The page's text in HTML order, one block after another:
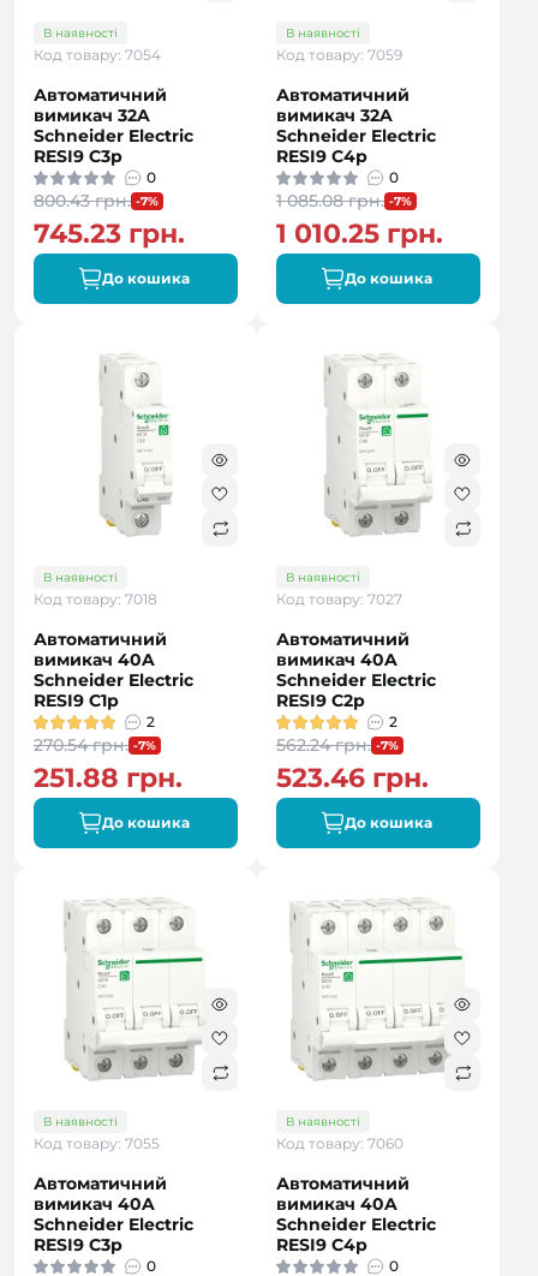
В наявності
Код товару: 7054
Автоматичний
вимикач 32A
Schneider Electric
RESI9 C3р
0
800.43 грн. -7%
745.23 грн.
До кошика
В наявності
Код товару: 7059
Автоматичний
вимикач 32A
Schneider Electric
RESI9 C4р
0
1 085.08 грн. -7%
1 010.25 грн.
До кошика
В наявності
Код товару: 7018
Автоматичний
вимикач 40A
Schneider Electric
RESI9 C1р
2
270.54 грн. -7%
251.88 грн.
До кошика
В наявності
Код товару: 7027
Автоматичний
вимикач 40A
Schneider Electric
RESI9 C2р
2
562.24 грн. -7%
523.46 грн.
До кошика
В наявності
Код товару: 7055
Автоматичний
вимикач 40A
Schneider Electric
RESI9 C3р
0
В наявності
Код товару: 7060
Автоматичний
вимикач 40A
Schneider Electric
RESI9 C4р
0